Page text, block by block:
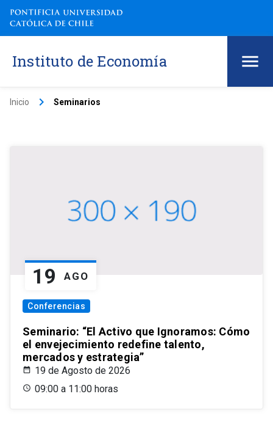
Instituto de Economía
Inicio keyboard_arrow_right Seminarios
19 AGO
Conferencias
Seminario: “El Activo que Ignoramos: Cómo
el envejecimiento redefine talento,
mercados y estrategia”
19 de Agosto de 2026
09:00 a 11:00 horas